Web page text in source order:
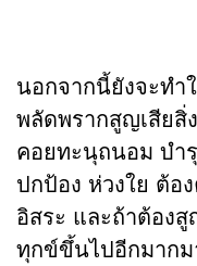
นอกจากนี้ยังจะทำ
พลัดพรากสูญเสียสิ่
คอยทะนุถนอม บำ
ปกป้อง ห่วงใย ต้อ
อิสระ และถ้าต้อง
ทุกข์ขึ้นไปอีกมาก